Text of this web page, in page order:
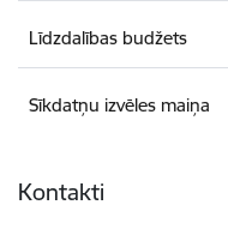
Līdzdalības budžets
Sīkdatņu izvēles maiņa
Kontakti